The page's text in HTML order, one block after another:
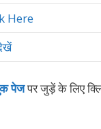
Here
पेजपर जुड़ें के ल‍िए